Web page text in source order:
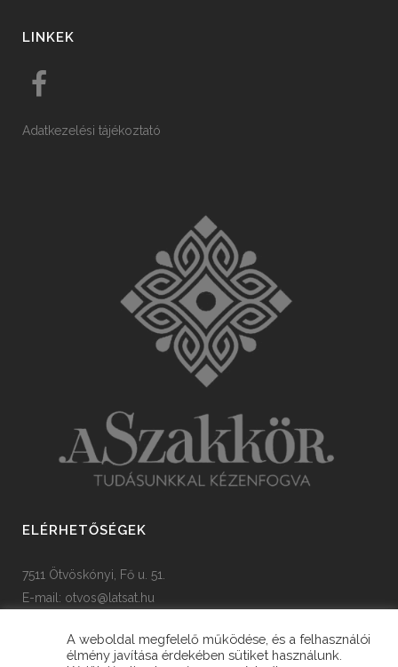
LINKEK
Adatkezelési tájékoztató
ELÉRHETŐSÉGEK
7511 Ötvöskónyi, Fő u. 51.
E-mail: otvos@latsat.hu
A weboldal megfelelő működése, és a felhasználói
élmény javítása érdekében sütiket használunk.